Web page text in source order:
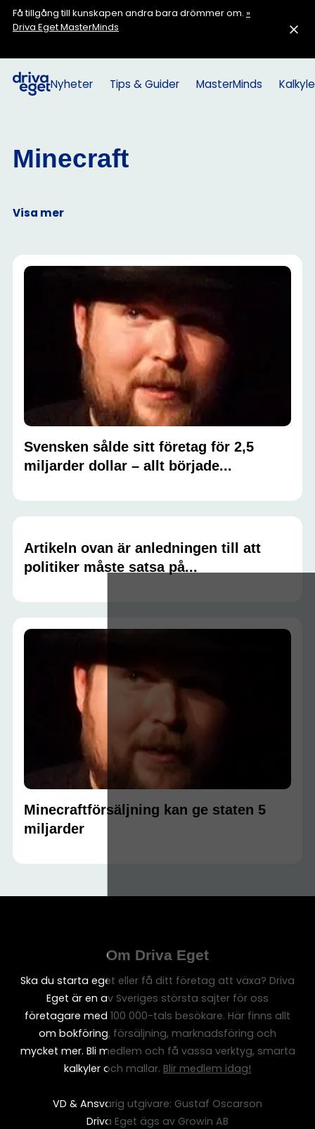
Få tillgång till kunskapen andra bara drömmer om. »
Driva Eget MasterMinds
Nyheter Tips & Guider MasterMinds
Minecraft
Visa mer
Svensken sålde sitt företag för 2,5
miljarder dollar – allt började...
Artikeln ovan är anledningen till att
politiker måste satsa på...
Minecraftförsäljning kan ge staten 5
miljarder
Om Driva Eget
Ska du starta eget eller få ditt företag att växa? Driva
Eget är en av Sveriges största sajter för oss
företagare med 100 000-tals besökare. Här finns allt
om bokföring, försäljning, marknadsföring och
mycket mer. Bli medlem och få vassa verktyg, smarta
kalkyler och mallar. Blir medlem idag!
VD & Ansvarig utgivare: Gustaf Oscarson
Driva Eget ägs av Growin AB